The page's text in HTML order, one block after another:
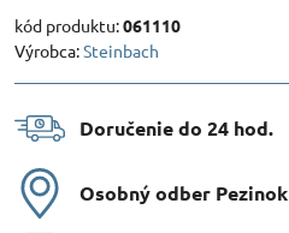
kód produktu:061110
Výrobca:Steinbach
Doručenie do 24 hod​.
Osobný odber Pezinok